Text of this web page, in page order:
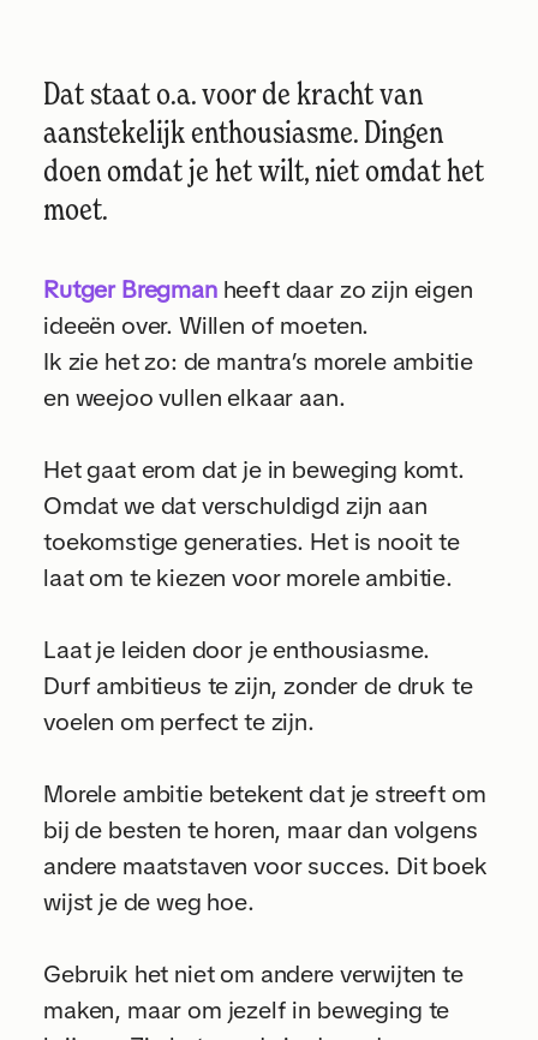
Dat staat o.a. voor de kracht van
aanstekelijk enthousiasme. Dingen
doen omdat je het wilt, niet omdat het
moet.
Rutger Bregmanheeft daar zo zijn eigen
ideeën over. Willen of moeten.
Ik zie het zo: de mantra’s morele ambitie
en weejoo vullen elkaar aan.
Het gaat erom dat je in beweging komt.
Omdat we dat verschuldigd zijn aan
toekomstige generaties. Het is nooit te
laat om te kiezen voor morele ambitie.
Laat je leiden door je enthousiasme.
Durf ambitieus te zijn, zonder de druk te
voelen om perfect te zijn.
Morele ambitie betekent dat je streeft om
bij de besten te horen, maar dan volgens
andere maatstaven voor succes. Dit boek
wijst je de weg hoe.
Gebruik het niet om andere verwijten te
maken, maar om jezelf in beweging te